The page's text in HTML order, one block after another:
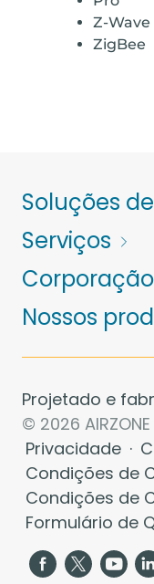
Z-Wave
ZigBee
Soluções
Serviços
Corporação
Nossos
Projetado e
© 2026
Privacidade ·
Condições de
Condições de
Formulário de